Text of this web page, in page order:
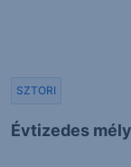
Évtizedes
SZTORI